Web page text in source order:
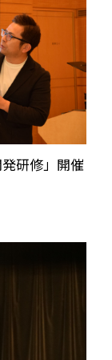
研修」開催